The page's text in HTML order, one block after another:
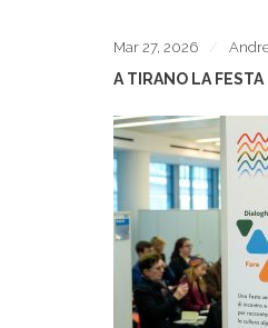
Mar 27, 2026
A TIRANO LA